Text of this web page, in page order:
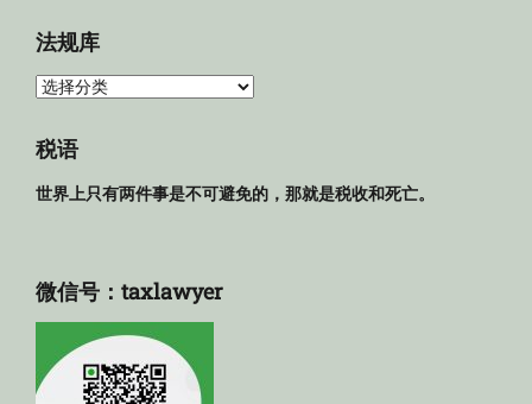
法规库
法
库
税语
世界上只有两件事是不可避免的，那就是税收和死亡。
微信号：taxlawyer